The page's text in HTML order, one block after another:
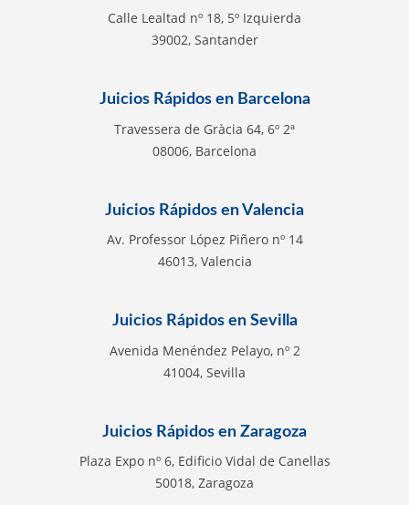
Calle Lealtad nº 18, 5º Izquierda
39002, Santander
Juicios Rápidos en Barcelona
Travessera de Gràcia 64, 6º 2ª
08006, Barcelona
Juicios Rápidos en Valencia
Av. Professor López Piñero nº 14
46013, Valencia
Juicios Rápidos en Sevilla
Avenida Menéndez Pelayo, nº 2
41004, Sevilla
Juicios Rápidos en Zaragoza
Plaza Expo nº 6, Edificio Vidal de Canellas
50018, Zaragoza